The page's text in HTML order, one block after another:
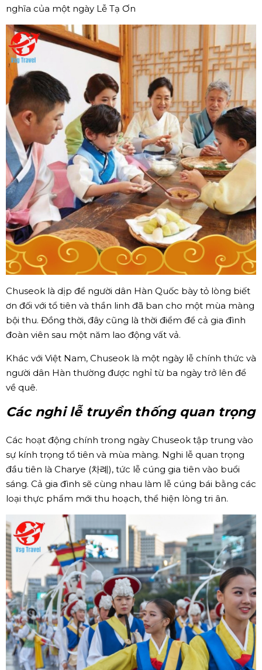
nghĩa của một ngày Lễ Tạ Ơn
Chuseok là dịp để người dân Hàn Quốc bày tỏ lòng biết
ơn đối với tổ tiên và thần linh đã ban cho một mùa màng
bội thu. Đồng thời, đây cũng là thời điểm để cả gia đình
đoàn viên sau một năm lao động vất vả.
Khác với Việt Nam, Chuseok là một ngày lễ chính thức và
người dân Hàn thường được nghỉ từ ba ngày trở lên để
về quê.
Các nghi lễ truyền thống quan trọng
Các hoạt động chính trong ngày Chuseok tập trung vào
sự kính trọng tổ tiên và mùa màng. Nghi lễ quan trọng
đầu tiên là Charye (차례), tức lễ cúng gia tiên vào buổi
sáng. Cả gia đình sẽ cùng nhau làm lễ cúng bái bằng các
loại thực phẩm mới thu hoạch, thể hiện lòng tri ân.